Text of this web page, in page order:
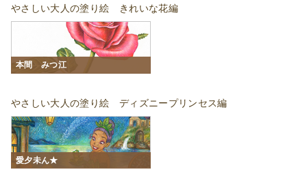
やさしい大人の塗り絵 きれいな花編
本間 みつ江
やさしい大人の塗り絵 ディズニープリンセス編
愛夕未ん★